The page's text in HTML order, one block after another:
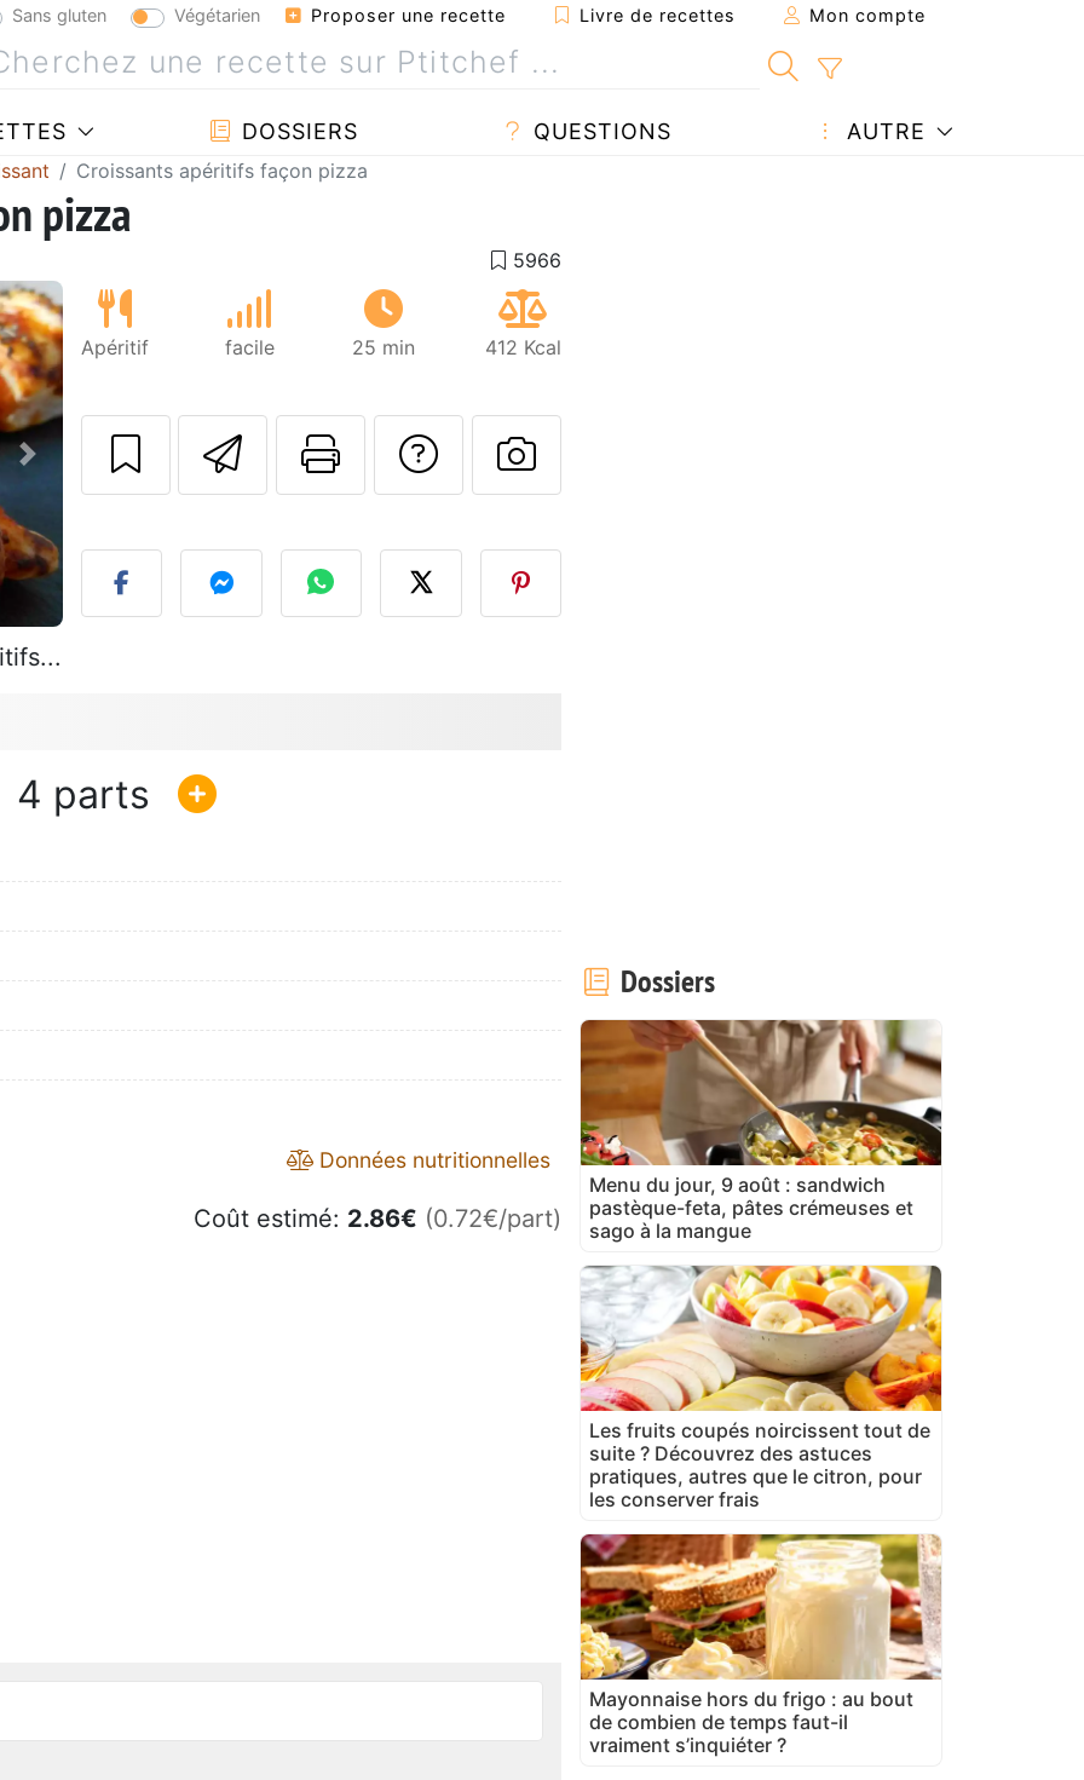
Sans gluten Végétarien Proposer une recette Livre de recettes Mon compte
DOSSIERS QUESTIONS AUTRE
Croissants apéritifs façon pizza
pizza
Suivant
Apéritif facile 25 min 412 Kcal
Envoyer cette recette à un ami
Imprimer cette page
Poser une question à l'auteur
Publier votre photo de cette
4
Données nutritionnelles
Coût estimé: 2.86€ (0.72€/part)
Dossiers
Menu du jour, 9 août : sandwich
pastèque-feta, pâtes crémeuses et
sago à la mangue
Les fruits coupés noircissent tout de
suite ? Découvrez des astuces
pratiques, autres que le citron, pour
les conserver frais
Mayonnaise hors du frigo : au bout
de combien de temps faut-il
vraiment s’inquiéter ?